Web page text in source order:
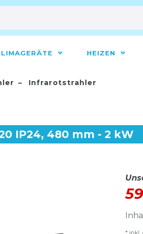
HEIZEN
Infrarotstrahler
IP24, 480 mm - 2 kW
* inkl.